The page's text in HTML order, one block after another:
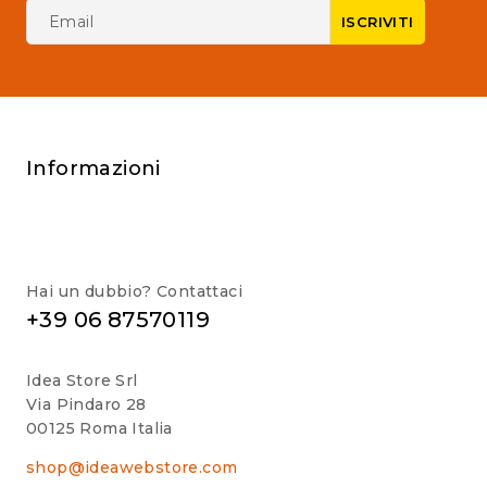
Informazioni
Hai un dubbio? Contattaci
+39 06 87570119
Idea Store Srl
Via Pindaro 28
00125 Roma Italia
shop@ideawebstore.com